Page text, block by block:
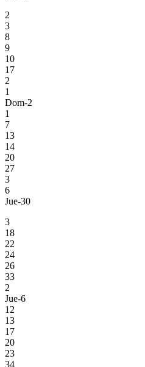
2
3
8
9
10
17
2
1
Dom-2
1
7
13
14
20
27
3
6
Jue-30
3
18
22
24
26
33
2
Jue-6
12
13
17
20
23
34